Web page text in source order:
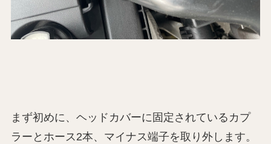
まず初めに、ヘッドカバーに固定されているカプ
ラーとホース2本、マイナス端子を取り外します。